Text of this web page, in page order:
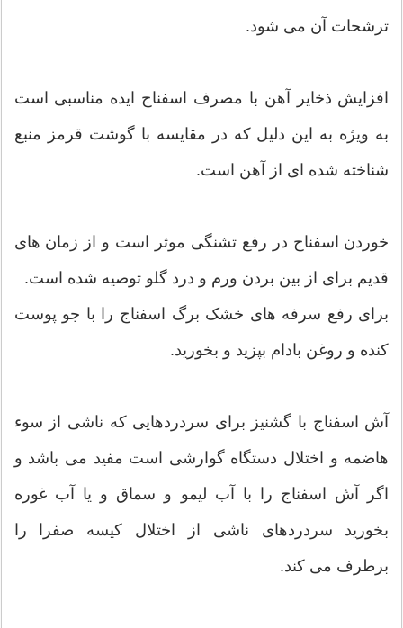
ترشحات آن می شود.
افزایش ذخایر آهن با مصرف اسفناج ایده مناسبی است
به ویژه به این دلیل که در مقایسه با گوشت قرمز منبع
شناخته شده ای از آهن است.
خوردن اسفناج در رفع تشنگی موثر است و از زمان های
قدیم برای از بین بردن ورم و درد گلو توصیه شده است.
برای رفع سرفه های خشک برگ اسفناج را با جو پوست
کنده و روغن بادام بپزید و بخورید.
آش اسفناج با گشنیز برای سردردهایی که ناشی از سوء
هاضمه و اختلال دستگاه گوارشی است مفید می باشد و
اگر آش اسفناج را با آب لیمو و سماق و یا آب غوره
بخورید سردردهای ناشی از اختلال کیسه صفرا را
برطرف می کند.